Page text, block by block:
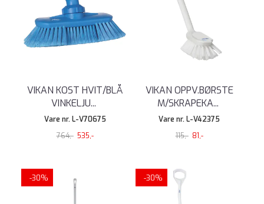
VIKAN KOST HVIT/BLÅ
VINKELJU...
Vare nr. L-V70675
764,- 535,-
VIKAN OPPV.BØRSTE
M/SKRAPEKA...
Vare nr. L-V42375
115,- 81,-
-30% -30%